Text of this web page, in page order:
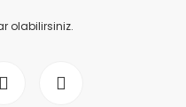
olabilirsiniz.